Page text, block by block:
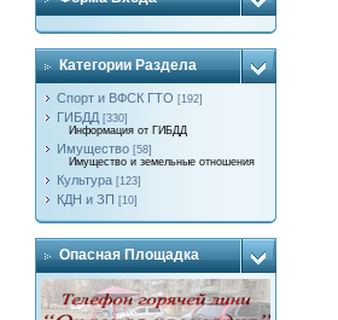
Категории Раздела
Спорт и ВФСК ГТО [192]
ГИБДД [330]
Информация от ГИБДД
Имущество [58]
Имущество и земельные отношения
Культура [123]
КДН и ЗП [10]
Опасная Площадка